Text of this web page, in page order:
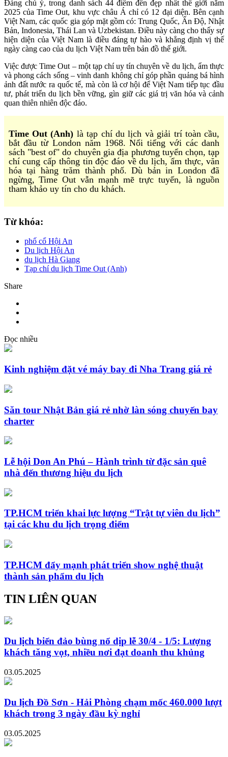
Đáng chú ý, trong danh sách 44 điểm đến đẹp nhất thế giới năm
2025 của Time Out, khu vực châu Á chỉ có 12 đại diện. Bên cạnh
Việt Nam, các quốc gia góp mặt gồm có: Trung Quốc, Ấn Độ, Nhật
Bản, Indonesia, Thái Lan và Uzbekistan. Điều này càng cho thấy sự
hiện diện của Việt Nam là điều đáng tự hào và khẳng định vị thế
ngày càng cao của du lịch Việt Nam trên bản đồ thế giới.
Việc được Time Out – một tạp chí uy tín chuyên về du lịch, ẩm thực
và phong cách sống – vinh danh không chỉ góp phần quảng bá hình
ảnh đất nước ra quốc tế, mà còn là cơ hội để Việt Nam tiếp tục đầu
tư, phát triển du lịch bền vững, gìn giữ các giá trị văn hóa và cảnh
quan thiên nhiên độc đáo.
Time Out (Anh) là tạp chí du lịch và giải trí toàn cầu,
bắt đầu từ London năm 1968. Nổi tiếng với các danh
sách "best of" do chuyên gia địa phương tuyển chọn, tạp
chí cung cấp thông tin độc đáo về du lịch, ẩm thực, văn
hóa tại hàng trăm thành phố. Dù bản in London đã
ngừng, Time Out vẫn mạnh mẽ trực tuyến, là nguồn
tham khảo uy tín cho du khách.
Từ khóa:
phố cổ Hội An
Du lịch Hội An
du lịch Hà Giang
Tạp chí du lịch Time Out (Anh)
Share
Đọc nhiều
Kinh nghiệm đặt vé máy bay đi Nha Trang giá rẻ
Săn tour Nhật Bản giá rẻ nhờ làn sóng chuyến bay
charter
Lễ hội Don An Phú – Hành trình từ đặc sản quê
nhà đến thương hiệu du lịch
TP.HCM triển khai lực lượng “Trật tự viên du lịch”
tại các khu du lịch trọng điểm
TP.HCM đẩy mạnh phát triển show nghệ thuật
thành sản phẩm du lịch
TIN LIÊN QUAN
Du lịch biển đảo bùng nổ dịp lễ 30/4 - 1/5: Lượng
khách tăng vọt, nhiều nơi đạt doanh thu khủng
03.05.2025
Du lịch Đồ Sơn - Hải Phòng chạm mốc 460.000 lượt
khách trong 3 ngày đầu kỳ nghỉ
03.05.2025